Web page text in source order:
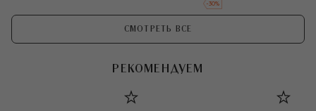
-30%
СМОТРЕТЬ ВСЕ
РЕКОМЕНДУЕМ